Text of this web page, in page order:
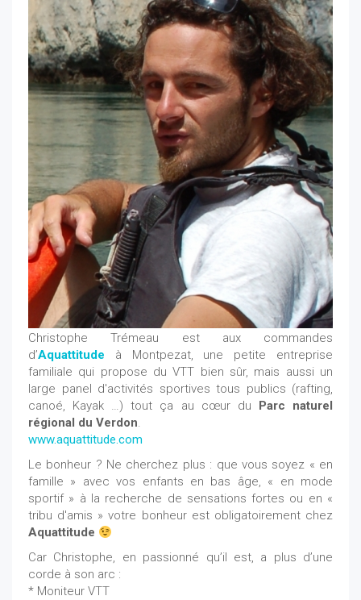
Christophe Trémeau est aux commandes
d’Aquattitude à Montpezat, une petite entreprise
familiale qui propose du VTT bien sûr, mais aussi un
large panel d'activités sportives tous publics (rafting,
canoé, Kayak …) tout ça au cœur du Parc naturel
régional du Verdon.
www.aquattitude.com
Le bonheur ? Ne cherchez plus : que vous soyez « en
famille » avec vos enfants en bas âge, « en mode
sportif » à la recherche de sensations fortes ou en «
tribu d'amis » votre bonheur est obligatoirement chez
Aquattitude
Car Christophe, en passionné qu’il est, a plus d’une
corde à son arc :
* Moniteur VTT